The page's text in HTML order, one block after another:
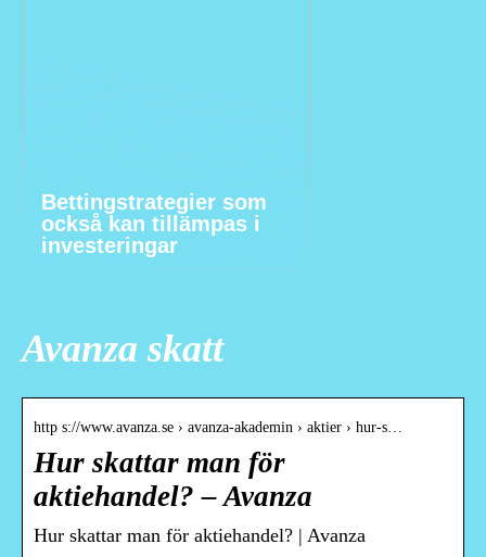
Bettingstrategier som
också kan tillämpas i
investeringar
Avanza skatt
http s://www.avanza.se › avanza-akademin › aktier › hur-s…
Hur skattar man för
aktiehandel? – Avanza
Hur skattar man för aktiehandel? | Avanza